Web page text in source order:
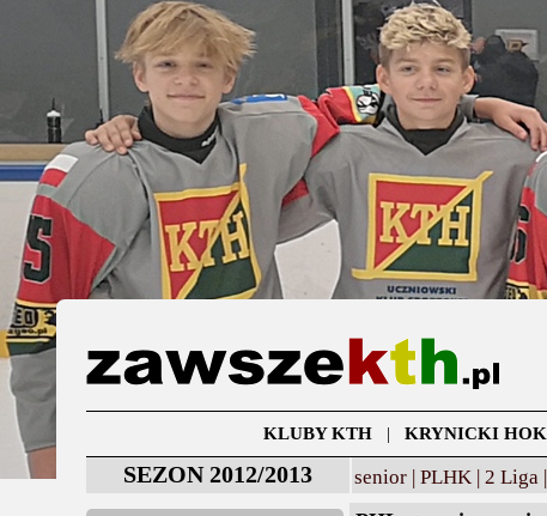
KLUBY KTH| KRYNICKI
SEZON 2012/2013 senior | PLHK | 2 Liga |